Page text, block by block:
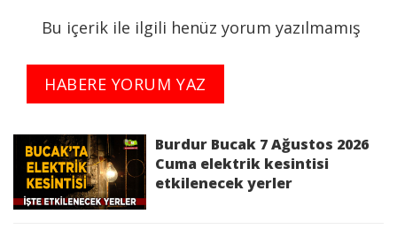
Bakım Çalışması Sebebi ile İş Sağlığı ve
yapılacaktır.
Burdur 6 Temmuz 2026 Pazartesi elektrik
kesintisinden etkilenecek yerler
Bu içerik ile ilgili henüz yorum yazılmamış
HABERE YORUM YAZ
Burdur Bucak 7 Ağustos 2026
Cuma elektrik kesintisi
etkilenecek yerler